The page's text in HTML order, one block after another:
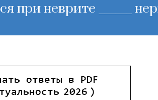
неврите ______